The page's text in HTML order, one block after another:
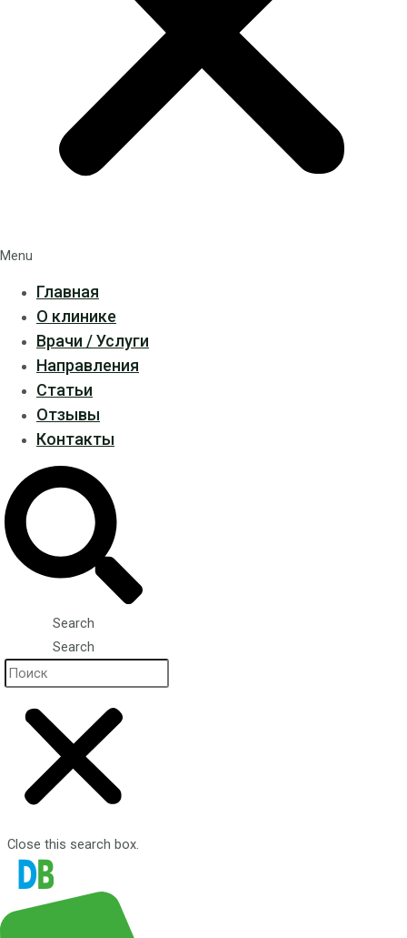
Menu
Главная
О клинике
Врачи / Услуги
Направления
Статьи
Отзывы
Контакты
Search
Search
Close this search box.